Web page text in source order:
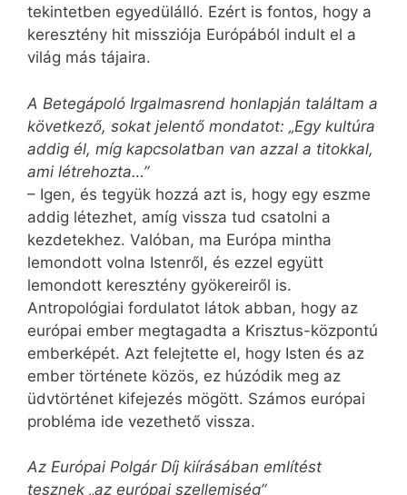
tekintetben egyedülálló. Ezért is fontos, hogy a
keresztény hit missziója Európából indult el a
világ más tájaira.
A Betegápoló Irgalmasrend honlapján találtam a
következő, sokat jelentő mondatot: „Egy kultúra
addig él, míg kapcsolatban van azzal a titokkal,
ami létrehozta…”
– Igen, és tegyük hozzá azt is, hogy egy eszme
addig létezhet, amíg vissza tud csatolni a
kezdetekhez. Valóban, ma Európa mintha
lemondott volna Istenről, és ezzel együtt
lemondott keresztény gyökereiről is.
Antropológiai fordulatot látok abban, hogy az
európai ember megtagadta a Krisztus-központú
emberképét. Azt felejtette el, hogy Isten és az
ember története közös, ez húzódik meg az
üdvtörténet kifejezés mögött. Számos európai
probléma ide vezethető vissza.
Az Európai Polgár Díj kiírásában említést
tesznek „az európai szellemiség”